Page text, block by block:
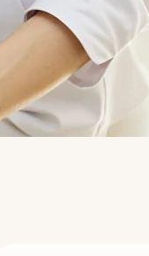
физиотерапии